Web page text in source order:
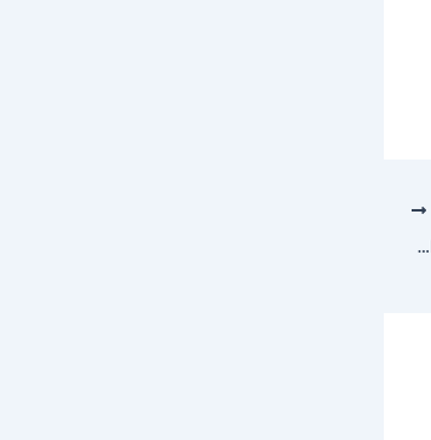
امتیاز بالای ۱۰نفر برای تصدی وزارت بهداشت/ ۲زن بین گزینه‌ها